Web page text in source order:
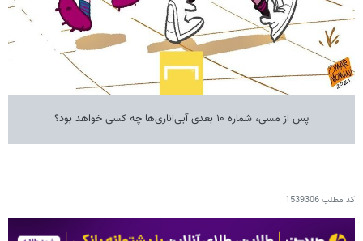
پس از مسی، شماره ۱۰ بعدی آبی‌اناری‌ها چه کسی خواهد بود؟
کد مطلب1539306